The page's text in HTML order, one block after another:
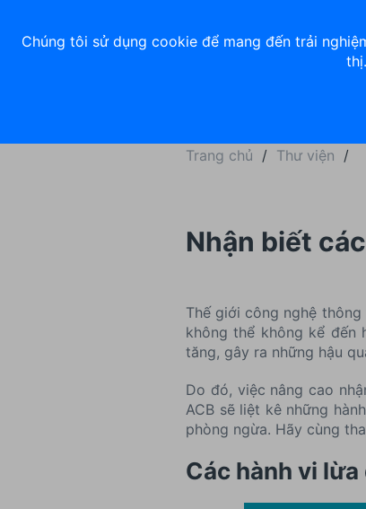
Trang chủ / Thư viện /
Nhận biết
Thế giới công nghệ
không thể không kể đến
tăng, gây ra những hậu
Do đó, việc nâng cao
ACB sẽ liệt kê những
phòng ngừa. Hãy cùng
Các hành vi
Chúng tôi sử dụng cookie để mang đến trải